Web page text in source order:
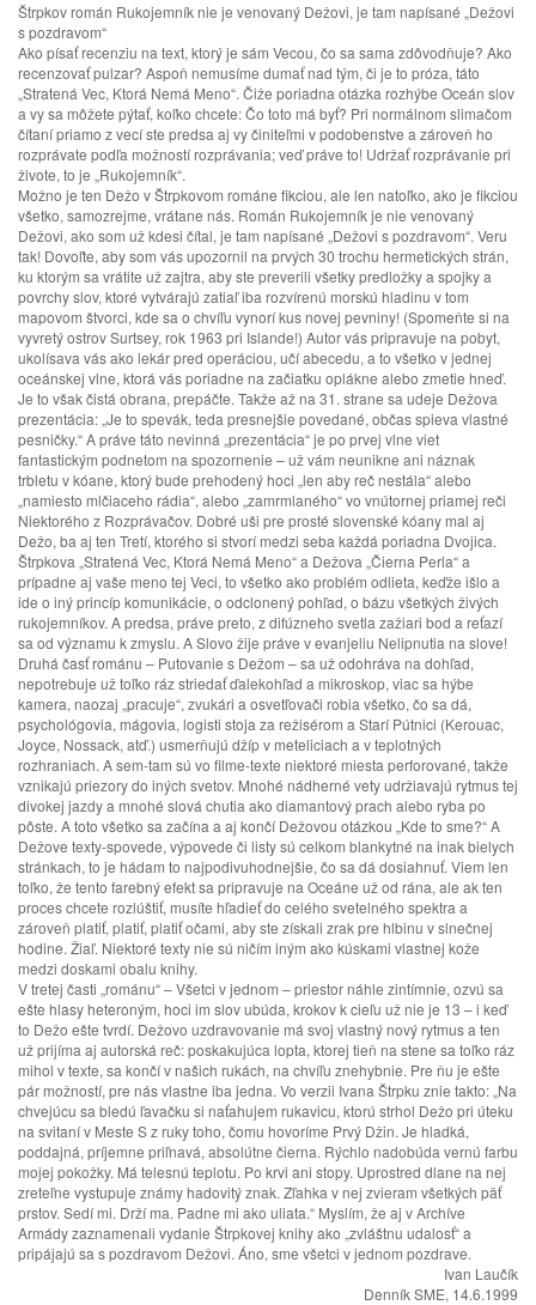
Štrpkov román Rukojemník nie je venovaný Dežovi, je tam napísané „Dežovi
s pozdravom“
Ako písať recenziu na text, ktorý je sám Vecou, čo sa sama zdôvodňuje? Ako
recenzovať pulzar? Aspoň nemusíme dumať nad tým, či je to próza, táto
„Stratená Vec, Ktorá Nemá Meno“. Čiže poriadna otázka rozhýbe Oceán slov
a vy sa môžete pýtať, koľko chcete: Čo toto má byť? Pri normálnom slimačom
čítaní priamo z vecí ste predsa aj vy činiteľmi v podobenstve a zároveň ho
rozprávate podľa možností rozprávania; veď práve to! Udržať rozprávanie pri
živote, to je „Rukojemník“.
Možno je ten Dežo v Štrpkovom románe fikciou, ale len natoľko, ako je fikciou
všetko, samozrejme, vrátane nás. Román Rukojemník je nie venovaný
Dežovi, ako som už kdesi čítal, je tam napísané „Dežovi s pozdravom“. Veru
tak! Dovoľte, aby som vás upozornil na prvých 30 trochu hermetických strán,
ku ktorým sa vrátite už zajtra, aby ste preverili všetky predložky a spojky a
povrchy slov, ktoré vytvárajú zatiaľ iba rozvírenú morskú hladinu v tom
mapovom štvorci, kde sa o chvíľu vynorí kus novej pevniny! (Spomeňte si na
vyvretý ostrov Surtsey, rok 1963 pri Islande!) Autor vás pripravuje na pobyt,
ukolísava vás ako lekár pred operáciou, učí abecedu, a to všetko v jednej
oceánskej vlne, ktorá vás poriadne na začiatku oplákne alebo zmetie hneď.
Je to však čistá obrana, prepáčte. Takže až na 31. strane sa udeje Dežova
prezentácia: „Je to spevák, teda presnejšie povedané, občas spieva vlastné
pesničky.“ A práve táto nevinná „prezentácia“ je po prvej vlne viet
fantastickým podnetom na spozornenie – už vám neunikne ani náznak
trbletu v kóane, ktorý bude prehodený hoci „len aby reč nestála“ alebo
„namiesto mlčiaceho rádia“, alebo „zamrmlaného“ vo vnútornej priamej reči
Niektorého z Rozprávačov. Dobré uši pre prosté slovenské kóany mal aj
Dežo, ba aj ten Tretí, ktorého si stvorí medzi seba každá poriadna Dvojica.
Štrpkova „Stratená Vec, Ktorá Nemá Meno“ a Dežova „Čierna Perla“ a
prípadne aj vaše meno tej Veci, to všetko ako problém odlieta, keďže išlo a
ide o iný princíp komunikácie, o odclonený pohľad, o bázu všetkých živých
rukojemníkov. A predsa, práve preto, z difúzneho svetla zažiari bod a reťazí
sa od významu k zmyslu. A Slovo žije práve v evanjeliu Nelipnutia na slove!
Druhá časť románu – Putovanie s Dežom – sa už odohráva na dohľad,
nepotrebuje už toľko ráz striedať ďalekohľad a mikroskop, viac sa hýbe
kamera, naozaj „pracuje“, zvukári a osvetľovači robia všetko, čo sa dá,
psychológovia, mágovia, logisti stoja za režisérom a Starí Pútnici (Kerouac,
Joyce, Nossack, atď.) usmerňujú džíp v meteliciach a v teplotných
rozhraniach. A sem-tam sú vo filme-texte niektoré miesta perforované, takže
vznikajú priezory do iných svetov. Mnohé nádherné vety udržiavajú rytmus tej
divokej jazdy a mnohé slová chutia ako diamantový prach alebo ryba po
pôste. A toto všetko sa začína a aj končí Dežovou otázkou „Kde to sme?“ A
Dežove texty-spovede, výpovede či listy sú celkom blankytné na inak bielych
stránkach, to je hádam to najpodivuhodnejšie, čo sa dá dosiahnuť. Viem len
toľko, že tento farebný efekt sa pripravuje na Oceáne už od rána, ale ak ten
proces chcete rozlúštiť, musíte hľadieť do celého svetelného spektra a
zároveň platiť, platiť, platiť očami, aby ste získali zrak pre hlbinu v slnečnej
hodine. Žiaľ. Niektoré texty nie sú ničím iným ako kúskami vlastnej kože
medzi doskami obalu knihy.
V tretej časti „románu“ – Všetci v jednom – priestor náhle zintímnie, ozvú sa
ešte hlasy heteroným, hoci im slov ubúda, krokov k cieľu už nie je 13 – i keď
to Dežo ešte tvrdí. Dežovo uzdravovanie má svoj vlastný nový rytmus a ten
už prijíma aj autorská reč: poskakujúca lopta, ktorej tieň na stene sa toľko ráz
mihol v texte, sa končí v našich rukách, na chvíľu znehybnie. Pre ňu je ešte
pár možností, pre nás vlastne iba jedna. Vo verzii Ivana Štrpku znie takto: „Na
chvejúcu sa bledú ľavačku si naťahujem rukavicu, ktorú strhol Dežo pri úteku
na svitaní v Meste S z ruky toho, čomu hovoríme Prvý Džin. Je hladká,
poddajná, príjemne priľnavá, absolútne čierna. Rýchlo nadobúda vernú farbu
mojej pokožky. Má telesnú teplotu. Po krvi ani stopy. Uprostred dlane na nej
zreteľne vystupuje známy hadovitý znak. Zľahka v nej zvieram všetkých päť
prstov. Sedí mi. Drží ma. Padne mi ako uliata.“ Myslím, že aj v Archíve
Armády zaznamenali vydanie Štrpkovej knihy ako „zvláštnu udalosť“ a
pripájajú sa s pozdravom Dežovi. Áno, sme všetci v jednom pozdrave.
Ivan Laučík
Denník SME, 14.6.1999